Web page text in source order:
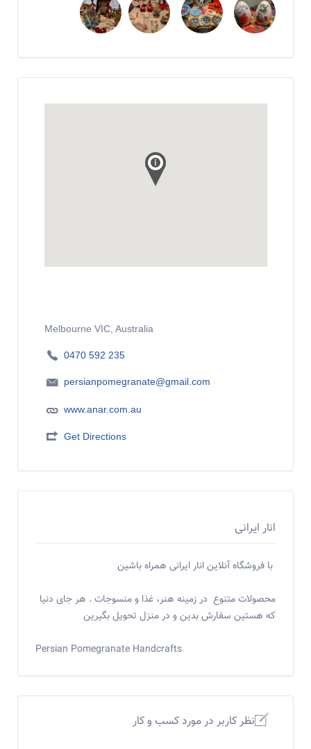
Melbourne VIC, Australia
0470 592 235
persianpomegranate@gmail.com
www.anar.com.au
Get Directions
انار ایرانی
با فروشگاه آنلاین انار ایرانی همراه باشین
محصولات متنوع در زمینه هنر، غذا و منسوجات . هر جای دنیا
که هستین سفارش بدین و در منزل تحویل بگیرین
Persian Pomegranate Handcrafts
نظر کاربر در مورد کسب و کار